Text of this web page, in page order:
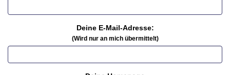
Deine E-Mail-Adresse:
(Wird nur an mich übermittelt)